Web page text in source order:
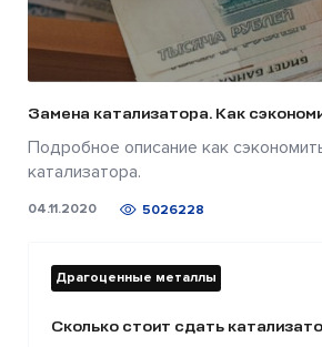
Замена катализатора. Как
Подробное описание как
катализатора.
04.11.2020 5026228
Драгоценные металлы
Сколько стоит сдать